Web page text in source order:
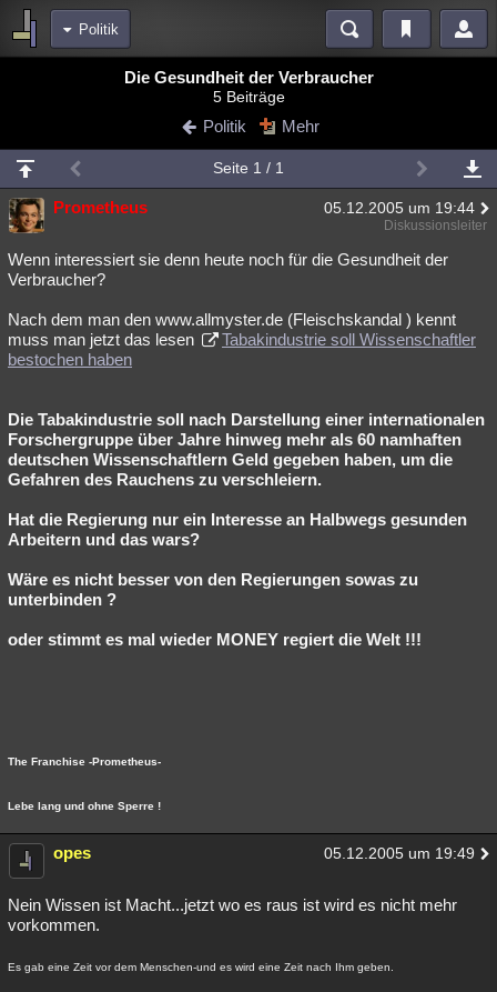
Politik
Blogs
Chat Wiki Neuigkeiten
meine Rubriken
Menschen Wissenschaft Mystery Kriminalfälle
Spiritualität Verschwörungen Technologie Ufologie
weitere Rubriken
Philosophie Träume
Astronomie Helpdesk Gruppen Gaming Filme
Musik Clash Verbesserungen Allmystery English
Übersichten
Besucht Teilgenommen Alle Neue Geschlossen
Die Gesundheit der Verbraucher
5 Beiträge
Politik Mehr
Seite 1 / 1
Prometheus 05.12.2005 um 19:44
Diskussionsleiter
Wenn interessiert sie denn heute noch für die Gesundheit der
Verbraucher?
Nach dem man den www.allmyster.de (Fleischskandal ) kennt
muss man jetzt das lesen
Tabakindustrie soll Wissenschaftler
bestochen haben
Die Tabakindustrie soll nach Darstellung einer internationalen
Forschergruppe über Jahre hinweg mehr als 60 namhaften
deutschen Wissenschaftlern Geld gegeben haben, um die
Gefahren des Rauchens zu verschleiern.
Hat die Regierung nur ein Interesse an Halbwegs gesunden
Arbeitern und das wars?
Wäre es nicht besser von den Regierungen sowas zu
unterbinden ?
oder stimmt es mal wieder MONEY regiert die Welt !!!
The Franchise -Prometheus-
Lebe lang und ohne Sperre !
opes 05.12.2005 um 19:49
Nein Wissen ist Macht...jetzt wo es raus ist wird es nicht mehr
vorkommen.
Es gab eine Zeit vor dem Menschen-und es wird eine Zeit nach Ihm geben.